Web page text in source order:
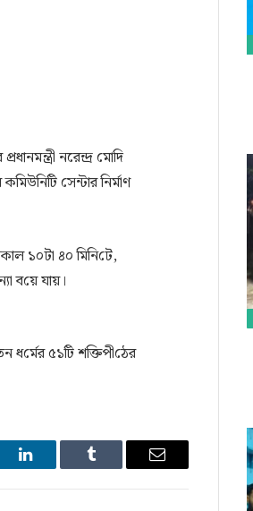
নরেন্দ্র মো‌দি
সেন্টার নির্মা‌ণ
১০টা ৪০ মি‌নি‌টে,
ব‌য়ে যায়।
ধ‌র্মের ৫১টি শ‌ক্তিপী‌ঠের
LinkedIn Tumblr Email